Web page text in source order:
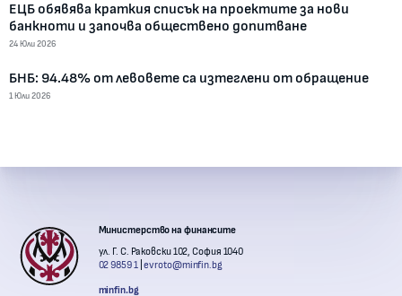
ЕЦБ обявява краткия списък на проектите за нови
банкноти и започва обществено допитване
24 Юли 2026
БНБ: 94.48% от левовете са изтеглени от обращение
1 Юли 2026
Контакти с институции
Министерство на финансите
ул. Г. С. Раковски 102, София 1040
02 9859 1
evroto@minfin.bg
minfin.bg